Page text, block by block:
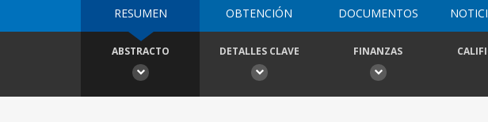
RESUMEN OBTENCIÓN DOCUMENTOS
ABSTRACTO DETALLES CLAVE FINANZAS